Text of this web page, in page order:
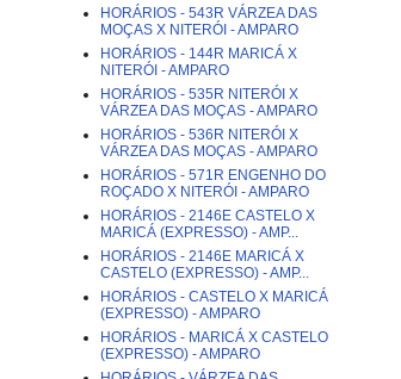
HORÁRIOS - 543R VÁRZEA DAS
MOÇAS X NITERÓI - AMPARO
HORÁRIOS - 144R MARICÁ X
NITERÓI - AMPARO
HORÁRIOS - 535R NITERÓI X
VÁRZEA DAS MOÇAS - AMPARO
HORÁRIOS - 536R NITERÓI X
VÁRZEA DAS MOÇAS - AMPARO
HORÁRIOS - 571R ENGENHO DO
ROÇADO X NITERÓI - AMPARO
HORÁRIOS - 2146E CASTELO X
MARICÁ (EXPRESSO) - AMP...
HORÁRIOS - 2146E MARICÁ X
CASTELO (EXPRESSO) - AMP...
HORÁRIOS - CASTELO X MARICÁ
(EXPRESSO) - AMPARO
HORÁRIOS - MARICÁ X CASTELO
(EXPRESSO) - AMPARO